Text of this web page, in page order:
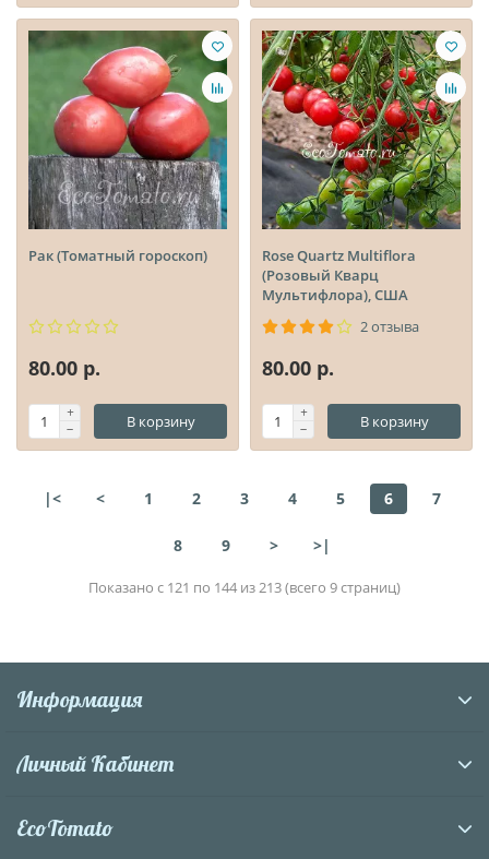
Рак (Томатный гороскоп)
80.00 р.
В корзину
Rose Quartz Multiflora
(Розовый Кварц
Мультифлора), США
2 отзыва
80.00 р.
В корзину
|< < 1 2 3 4 5 6 7
8 9 > >|
Показано с 121 по 144 из 213 (всего 9 страниц)
Информация
Личный Кабинет
EcoTomato